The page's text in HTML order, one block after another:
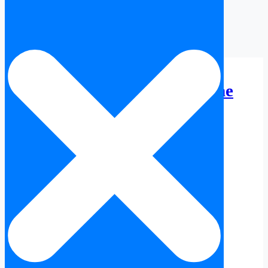
Centre Historique (Casco
Antiguo) Alacant en Espagne